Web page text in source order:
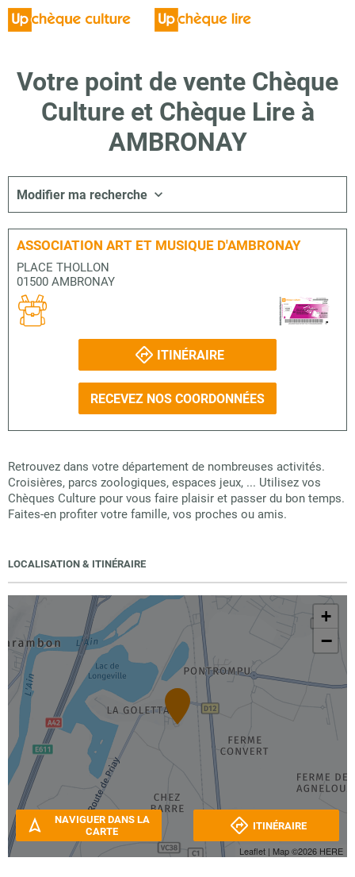
Votre point de vente Chèque
Culture et Chèque Lire à
AMBRONAY
Modifier ma recherche
ASSOCIATION ART ET MUSIQUE D'AMBRONAY
PLACE THOLLON
01500 AMBRONAY
ITINÉRAIRE
RECEVEZ NOS COORDONNÉES
Retrouvez dans votre département de nombreuses activités.
Croisières, parcs zoologiques, espaces jeux, ... Utilisez vos
Chèques Culture pour vous faire plaisir et passer du bon temps.
Faites-en profiter votre famille, vos proches ou amis.
LOCALISATION & ITINÉRAIRE
+
−
Leaflet | Map ©2026 HERE
NAVIGUER DANS LA
CARTE
ITINÉRAIRE